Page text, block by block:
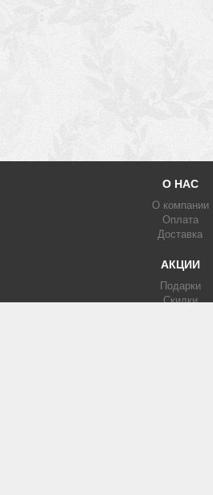
О НАС
О компании
Оплата
Доставка
АКЦИИ
Подарки
Скидки